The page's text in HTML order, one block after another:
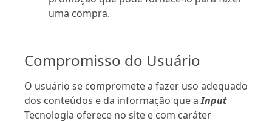
uma compra.
Compromisso do Usuário
O usuário se compromete a fazer uso adequado
dos conteúdos e da informação que aInput
Tecnologia oferece no site e com caráter